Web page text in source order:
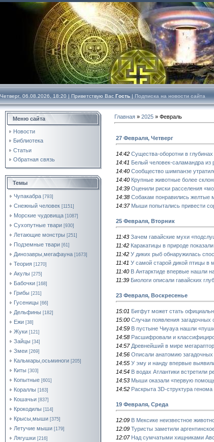
Четверг, 06.08.2026, 18:20 | Приветствую Вас Гость | Подписка на новости сайта
Меню сайта
Новости
Библиотека
Статьи
Обратная связь
Темы
Чупакабра [793]
Снежный человек [1151]
Морские чудовища [1087]
Сухопутные твари [930]
Летающие монстры [251]
Подземные твари [61]
Динозавры,мегафауна [1673]
Теория [1270]
Акулы [275]
Бабочки [168]
Грибы [231]
Гусеницы [66]
Дельфины [182]
Ежи [38]
Жуки [121]
Зайцы [34]
Змеи [269]
Кальмары,осьминоги [205]
Киты [303]
Копытные [601]
Кораллы [163]
Кошачьи [837]
Крокодилы [114]
Крысы,мыши [375]
Летучие мыши [179]
Лягушки [216]
Главная » 2025 » Февраль
27 Февраля, Четверг
14:42 Существа-оборотни в глубинах
14:41 Белый человек-саламандра из
14:40 Сообщество шимпанзе
14:40 Крупные животные более
14:39 Оценили риски расселения
14:38 Собакам понравились желтые
14:37 Мыши попытались привести
25 Февраля, Вторник
11:43 Зачем гавайские мухи
11:42 Каракатицы в природе
11:42 У диких рыб обнаружилась
11:41 У самой старой дикой птицы в
11:40 В Антарктиде впервые нашли
11:39 Биологи описали гавайских
23 Февраля, Воскресенье
15:01 Бигфут может стать
15:00 Случаи появления загадочных
14:59 В пустыне Чиуауа нашли
14:58 Расшифровали и
14:57 Древнейший в мире
14:56 Описали анатомию загадочных
14:55 У эму и нанду впервые
14:54 В водах Атлантики встретили
14:53 Мыши оказали «первую
14:52 Раскрыта 3D-структура
19 Февраля, Среда
12:09 В Мексике неизвестное
12:09 Туристы заметили
12:07 Над сумчатыми хищниками